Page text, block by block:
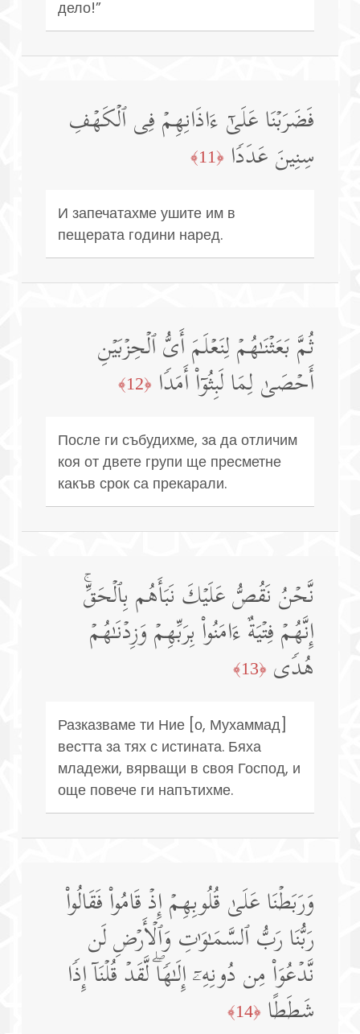
дело!”
فَضَرَبۡنَا عَلَىٰۤ ءَاذَانِهِمۡ فِی ٱلۡكَهۡفِ
سِنِینَ عَدَدࣰا ﴿11﴾
И запечатахме ушите им в
пещерата години наред.
ثُمَّ بَعَثۡنَـٰهُمۡ لِنَعۡلَمَ أَیُّ ٱلۡحِزۡبَیۡنِ
أَحۡصَىٰ لِمَا لَبِثُوۤا۟ أَمَدࣰا ﴿12﴾
После ги събудихме, за да отличим
коя от двете групи ще пресметне
какъв срок са прекарали.
نَّحۡنُ نَقُصُّ عَلَیۡكَ نَبَأَهُم بِٱلۡحَقِّۚ
إِنَّهُمۡ فِتۡیَةٌ ءَامَنُوا۟ بِرَبِّهِمۡ وَزِدۡنَـٰهُمۡ
هُدࣰى ﴿13﴾
Разказваме ти Ние [о, Мухаммад]
вестта за тях с истината. Бяха
младежи, вярващи в своя Господ, и
още повече ги напътихме.
وَرَبَطۡنَا عَلَىٰ قُلُوبِهِمۡ إِذۡ قَامُوا۟ فَقَالُوا۟
رَبُّنَا رَبُّ ٱلسَّمَـٰوَ ٰ⁠تِ وَٱلۡأَرۡضِ لَن
نَّدۡعُوَا۟ مِن دُونِهِۦۤ إِلَـٰهࣰاۖ لَّقَدۡ قُلۡنَاۤ إِذࣰا
شَطَطًا ﴿14﴾